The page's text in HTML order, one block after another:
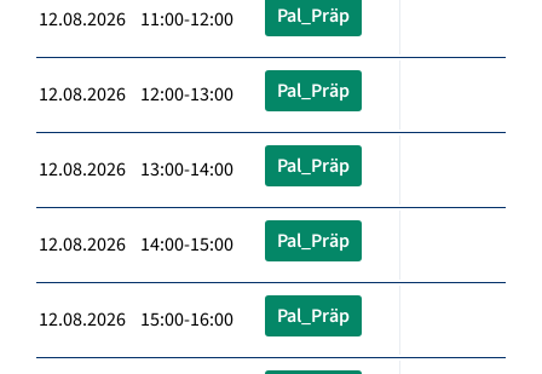
12.08.2026 11:00-12:00 Pal_Präp
12.08.2026 12:00-13:00 Pal_Präp
12.08.2026 13:00-14:00 Pal_Präp
12.08.2026 14:00-15:00 Pal_Präp
12.08.2026 15:00-16:00 Pal_Präp